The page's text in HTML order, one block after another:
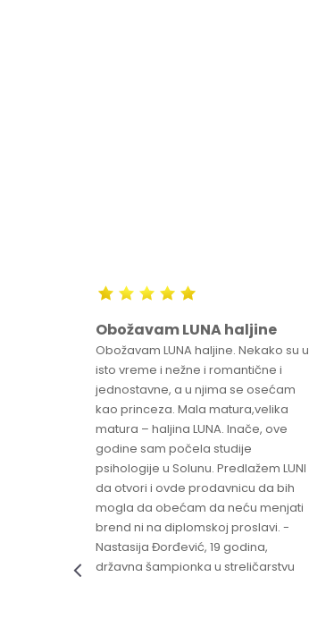
Obožavam LUNA haljine
Obožavam LUNA haljine. Nekako su u
isto vreme i nežne i romantične i
jednostavne, a u njima se osećam
kao princeza. Mala matura,velika
matura – haljina LUNA. Inače, ove
godine sam počela studije
psihologije u Solunu. Predlažem LUNI
da otvori i ovde prodavnicu da bih
mogla da obećam da neću menjati
brend ni na diplomskoj proslavi. -
Nastasija Đorđević, 19 godina,
državna šampionka u streličarstvu